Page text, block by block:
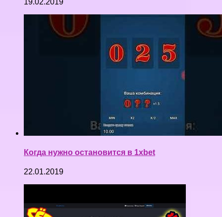
Когда нужно остановится в 1xbet
22.01.2019